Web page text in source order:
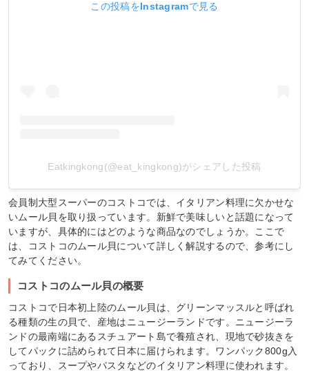
この投稿をInstagramで見る
Eatkingkong(@eat_kingkong)がシェアした投稿
会員制大型スーパーのコストコでは、イタリアン料理に欠かせな
いムール貝を取り扱っています。新鮮で美味しいと話題になって
いますが、具体的にはどのような商品なのでしょうか。ここで
は、コストコのムール貝について詳しく解説するので、参考にし
てみてください。
コストコのムール貝の概要
コストコで日本初上陸のムール貝は、グリーンマッスルと呼ばれ
る種類の生の貝で、産地はニュージーランドです。ニュージーラ
ンドの最南端にあるスチュアート島で養殖され、現地で砂抜きを
してパックに詰められて日本に届けられます。ワンパック800g入
っており、スープやパスタなどのイタリアン料理に使われます。